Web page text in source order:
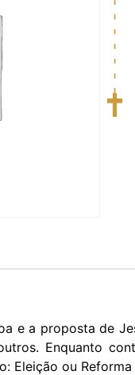
e a proposta de
Enquanto
Eleição ou